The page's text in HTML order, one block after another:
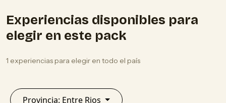
Experiencias disponibles para
elegir en este pack
1 experiencias para elegir en todo el país
Provincia: Entre Rios